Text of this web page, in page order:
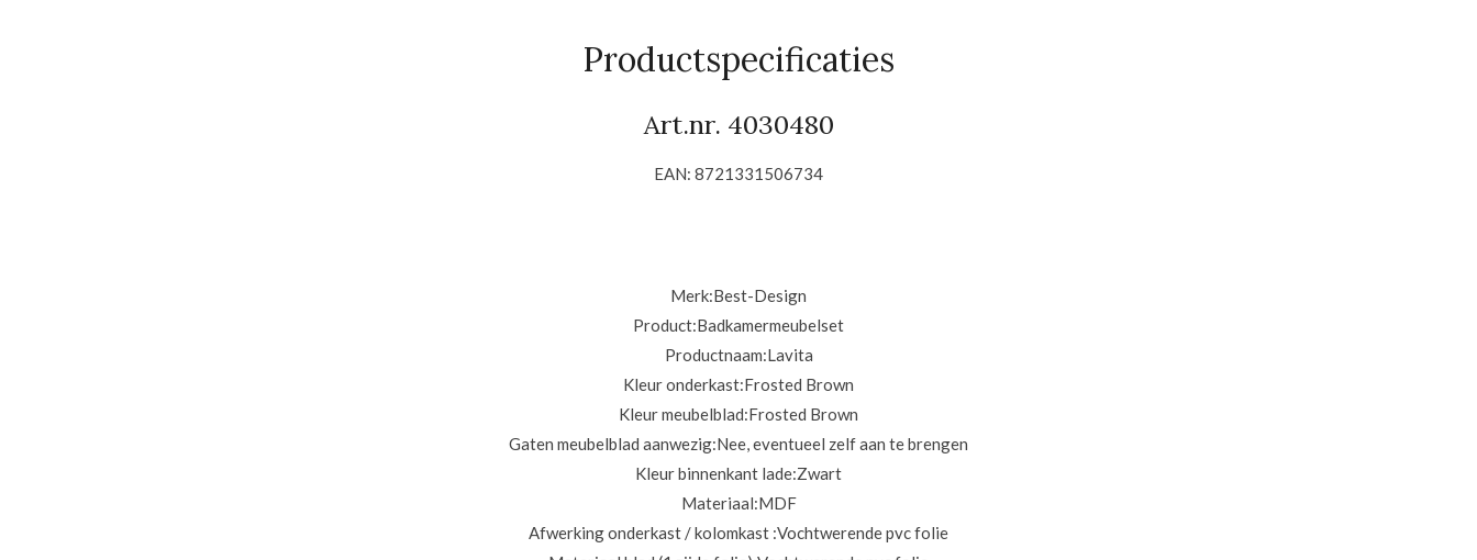
Productspecificaties
Art.nr. 4030480
EAN: 8721331506734
Merk:Best-Design
Product:Badkamermeubelset
Productnaam:Lavita
Kleur onderkast:Frosted Brown
Kleur meubelblad:Frosted Brown
Gaten meubelblad aanwezig:Nee, eventueel zelf aan te brengen
Kleur binnenkant lade:Zwart
Materiaal:MDF
Afwerking onderkast / kolomkast :Vochtwerende pvc folie